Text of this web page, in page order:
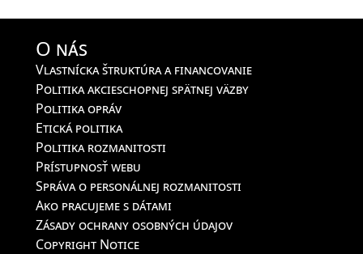
O nás
Vlastnícka štruktúra a financovanie
Politika akcieschopnej spätnej väzby
Politika opráv
Etická politika
Politika rozmanitosti
Prístupnosť webu
Správa o personálnej rozmanitosti
Ako pracujeme s dátami
Zásady ochrany osobných údajov
Copyright Notice